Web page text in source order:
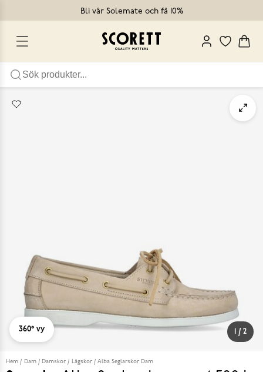
Bli vår Solemate och få 10%
/ 2
360° vy
Hem Dam Damskor Lågskor Alba Seglarskor Dam